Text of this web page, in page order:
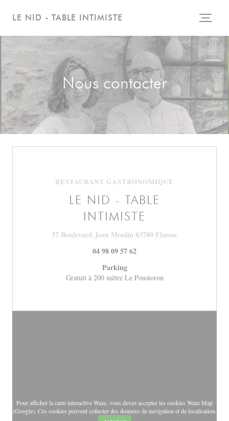
LE NID - TABLE INTIMISTE
Nous contacter
RESTAURANT GASTRONOMIQUE
LE NID - TABLE
INTIMISTE
37 Boulevard Jean Moulin 83780 Flayosc((ouvre une
04 98 09 57 62
Parking
Gratuit à 200 mètre Le Poustoron
Pour afficher la carte interactive Waze, vous devez accepter les cookies Waze Map
(Google). Ces cookies peuvent collecter des données de navigation et de localisation.